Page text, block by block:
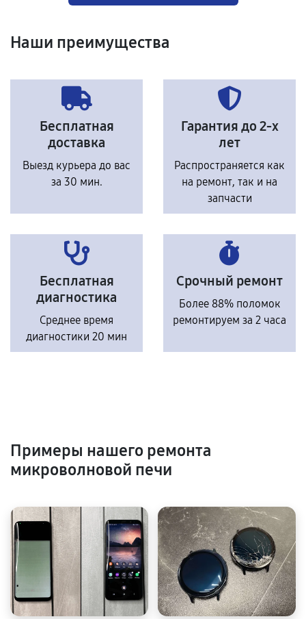
Наши преимущества
Бесплатная
доставка
Выезд курьера до вас
за 30 мин.
Гарантия до 2-х
лет
Распространяется как
на ремонт, так и на
запчасти
Бесплатная
диагностика
Среднее время
диагностики 20 мин
Срочный ремонт
Более 88% поломок
ремонтируем за 2 часа
Примеры нашего ремонта
микроволновой печи